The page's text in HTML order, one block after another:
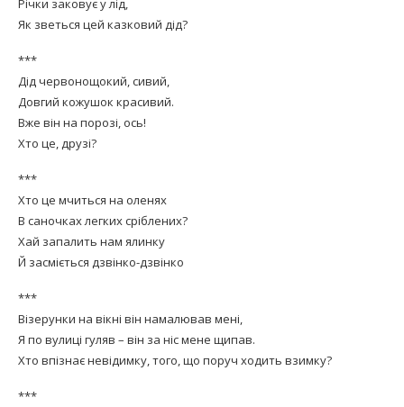
Річки заковує у лід,
Як зветься цей казковий дід?
***
Дід червонощокий, сивий,
Довгий кожушок красивий.
Вже він на порозі, ось!
Хто це, друзі?
***
Хто це мчиться на оленях
В саночках легких сріблених?
Хай запалить нам ялинку
Й засміється дзвінко-дзвінко
***
Візерунки на вікні він намалював мені,
Я по вулиці гуляв – він за ніс мене щипав.
Хто впізнає невідимку, того, що поруч ходить взимку?
***